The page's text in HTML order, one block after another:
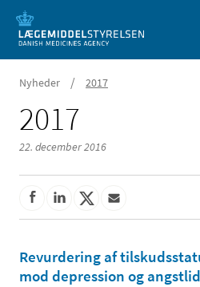
Nyheder / 2017
2017
22. december 2016
Revurdering af
mod depression og